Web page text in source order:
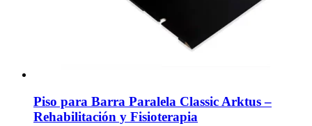
Piso para Barra Paralela Classic Arktus –
Rehabilitación y Fisioterapia